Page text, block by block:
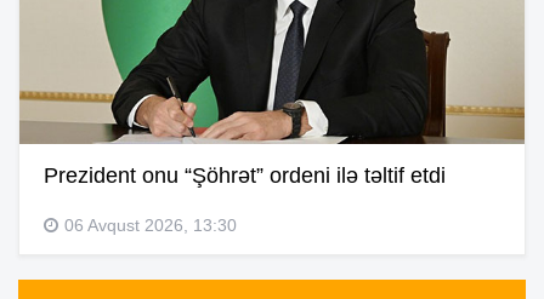
Prezident onu “Şöhrət” ordeni ilə təltif etdi
06 Avqust 2026, 13:30